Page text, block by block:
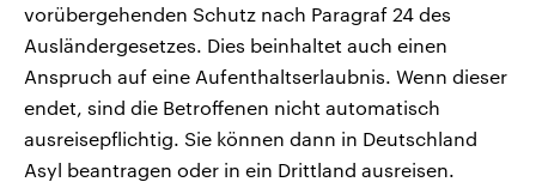
vorübergehenden Schutz nach Paragraf 24 des
Ausländergesetzes. Dies beinhaltet auch einen
Anspruch auf eine Aufenthaltserlaubnis. Wenn dieser
endet, sind die Betroffenen nicht automatisch
ausreisepflichtig. Sie können dann in Deutschland
Asyl beantragen oder in ein Drittland ausreisen.